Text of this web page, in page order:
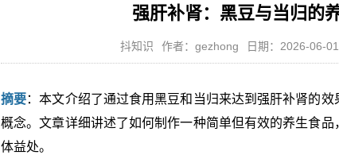
强肝补肾：黑豆与当归的
抖知识 作者：gezhong 日期：2026-06-01
摘要：本文介绍了通过食用黑豆和当归来达到强肝补肾的
概念。文章详细讲述了如何制作一种简单但有效的养生食
体益处。